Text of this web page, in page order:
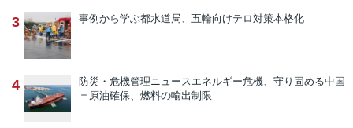
3 事例から学ぶ都水道局、五輪向けテロ対策本格化
4 防災・危機管理ニュースエネルギー危機、守り固める中国
＝原油確保、燃料の輸出制限